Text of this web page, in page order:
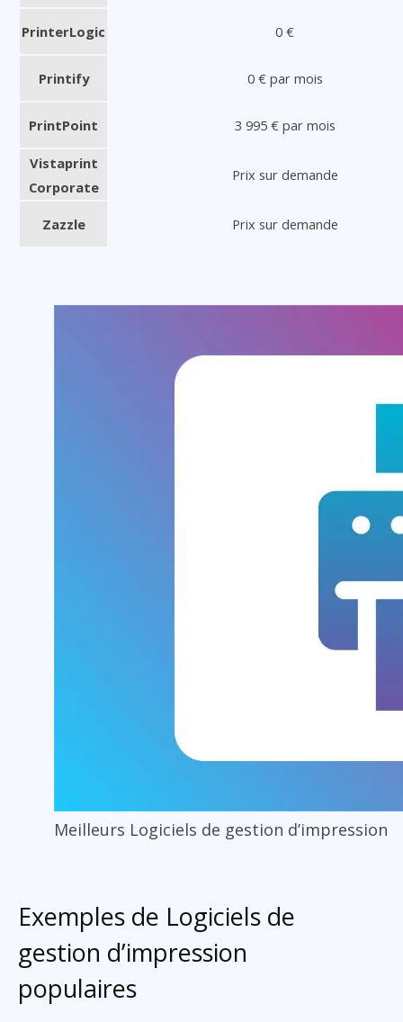
PrinterLogic 0 €
Printify 0 € par mois
PrintPoint 3 995 € par mois
Vistaprint
Corporate
Prix sur demande
Zazzle Prix sur demande
Meilleurs Logiciels de gestion d’impression
Exemples de Logiciels de
gestion d’impression
populaires